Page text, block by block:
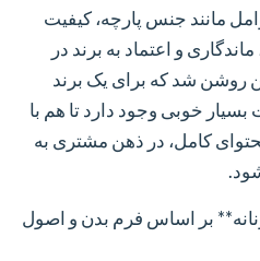
مانند جنس پارچه، کیفیت
و اعتماد به برند در
روشن شد که برای یک برند
بسیار خوبی وجود دارد تا هم با
کامل، در ذهن مشتری به
بر اساس فرم بدن و اصول